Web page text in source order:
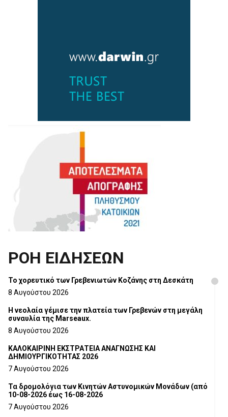
ΡΟΗ ΕΙΔΗΣΕΩΝ
Το χορευτικό των Γρεβενιωτών Κοζάνης στη Δεσκάτη
8 Αυγούστου 2026
Η νεολαία γέμισε την πλατεία των Γρεβενών στη μεγάλη
συναυλία της Marseaux.
8 Αυγούστου 2026
ΚΑΛΟΚΑΙΡΙΝΗ ΕΚΣΤΡΑΤΕΙΑ ΑΝΑΓΝΩΣΗΣ ΚΑΙ
ΔΗΜΙΟΥΡΓΙΚΟΤΗΤΑΣ 2026
7 Αυγούστου 2026
Τα δρομολόγια των Κινητών Αστυνομικών Μονάδων (από
10-08-2026 έως 16-08-2026
7 Αυγούστου 2026